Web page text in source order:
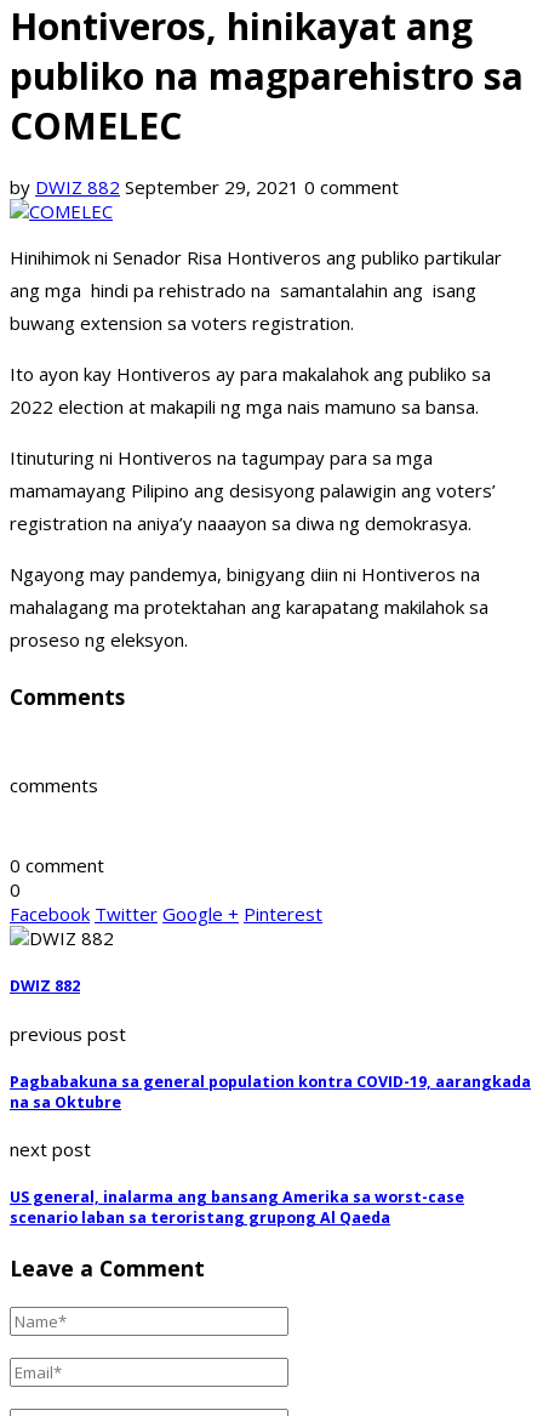
Hontiveros, hinikayat ang
publiko na magparehistro sa
COMELEC
by DWIZ 882 September 29, 2021 0 comment
Hinihimok ni Senador Risa Hontiveros ang publiko partikular
ang mga hindi pa rehistrado na samantalahin ang isang
buwang extension sa voters registration.
Ito ayon kay Hontiveros ay para makalahok ang publiko sa
2022 election at makapili ng mga nais mamuno sa bansa.
Itinuturing ni Hontiveros na tagumpay para sa mga
mamamayang Pilipino ang desisyong palawigin ang voters’
registration na aniya’y naaayon sa diwa ng demokrasya.
Ngayong may pandemya, binigyang diin ni Hontiveros na
mahalagang ma protektahan ang karapatang makilahok sa
proseso ng eleksyon.
Comments
comments
0 comment
0
Facebook Twitter Google + Pinterest
DWIZ 882
previous post
Pagbabakuna sa general population kontra COVID-19, aarangkada
na sa Oktubre
next post
US general, inalarma ang bansang Amerika sa worst-case
scenario laban sa teroristang grupong Al Qaeda
Leave a Comment